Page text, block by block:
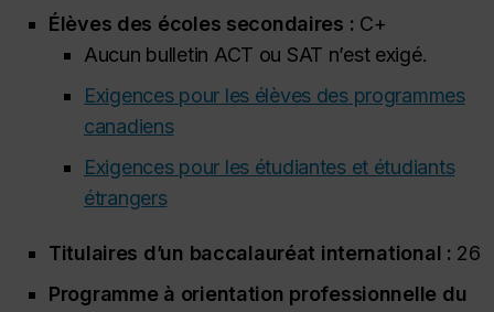
Élèves des écoles secondaires : C+
Aucun bulletin ACT ou SAT n’est exigé.
Exigences pour les élèves des programmes
canadiens
Exigences pour les étudiantes et étudiants
étrangers
Titulaires d’un baccalauréat international : 26
Programme à orientation professionnelle du